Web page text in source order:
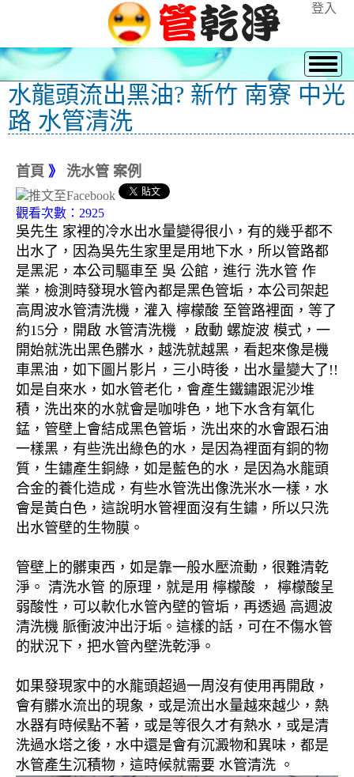
登入
水龍頭流出黑油? 新竹 南寮 中光
路 水管清洗
首頁 》 洗水管 案例
觀看次數：2925
吳先生 家裡的冷水出水量變得很小，有的幾乎都不
出水了，因為吳先生家里是用地下水，所以管路都
是黑泥，本公司驅車至 吳 公館，進行 洗水管 作
業，檢測時發現水管內都是黑色管垢，本公司架起
高周波水管清洗機，灌入 檸檬酸 至管路裡面，等了
約15分，開啟 水管清洗機 ，啟動 螺旋波 模式，一
開始就洗出黑色髒水，越洗就越黑，看起來像是機
車黑油，如下圖片影片，三小時後，出水量變大了!!
如是自來水，如水管老化，會產生鐵鏽跟泥沙堆
積，洗出來的水就會是咖啡色，地下水含有氧化
錳，管壁上會結成黑色管垢，洗出來的水會跟石油
一樣黑，有些洗出綠色的水，是因為裡面有銅的物
質，生鏽產生銅綠，如是藍色的水，是因為水龍頭
合金的養化造成，有些水管洗出像洗米水一樣，水
會是黃白色，這說明水管裡面沒有生鏽，所以只洗
出水管壁的生物膜。
管壁上的髒東西，如是靠一般水壓流動，很難清乾
淨。 清洗水管 的原理，就是用 檸檬酸 ， 檸檬酸呈
弱酸性，可以軟化水管內壁的管垢，再透過 高週波
清洗機 脈衝波沖出汙垢。這樣的話，可在不傷水管
的狀況下，把水管內壁洗乾淨。
如果發現家中的水龍頭超過一周沒有使用再開啟，
會有髒水流出的現象，或是流出水量越來越少，熱
水器有時候點不著，或是等很久才有熱水，或是清
洗過水塔之後，水中還是會有沉澱物和異味，都是
水管產生沉積物，這時候就需要 水管清洗 。